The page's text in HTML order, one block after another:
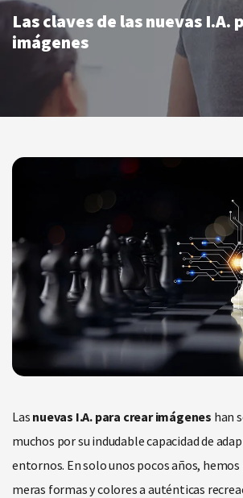
Las claves de las nuevas I.A.
imágenes
Las nuevas I.A. para crear imágenes han
muchos por su indudable capacidad de
entornos. En solo unos pocos años, hemos
meras formas y colores a auténticas